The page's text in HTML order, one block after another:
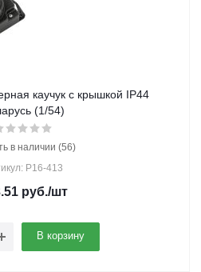
каучук с крышкой IP44
(1/54)
в наличии (56)
Р16-413
руб./шт
В корзину